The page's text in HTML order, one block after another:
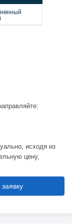
исходя из
цену,